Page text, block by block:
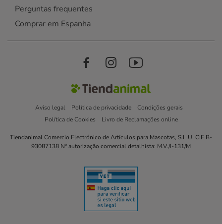
Perguntas frequentes
Comprar em Espanha
Aviso legal Política de privacidade
Condições gerais
Política de Cookies
Livro de Reclamações online
Tiendanimal Comercio Electrónico de Artículos para Mascotas, S.L.U. CIF B-
93087138 Nº autorização comercial detalhista: M.V./I-131/M